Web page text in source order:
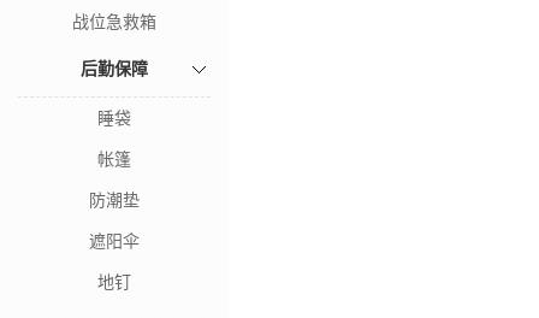
战位急救箱
后勤保障
睡袋
帐篷
防潮垫
遮阳伞
地钉